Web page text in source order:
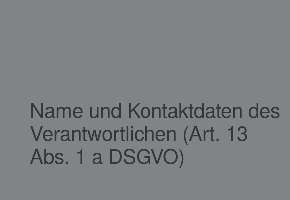
Name und Kontaktdaten des
Verantwortlichen (Art. 13
Abs. 1 a DSGVO)